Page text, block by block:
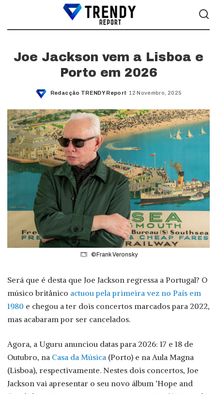
Joe Jackson vem a Lisboa e
Porto em 2026
Posted
Redacção TRENDY Report 12 Novembro, 2025
©Frank Veronsky
Será que é desta que Joe Jackson regressa a Portugal? O
músico britânico actuou pela primeira vez no País em
1980 e chegou a ter dois concertos marcados para 2022,
mas acabaram por ser cancelados.
Agora, a Uguru anunciou datas para 2026: 17 e 18 de
Outubro, na Casa da Música (Porto) e na Aula Magna
(Lisboa), respectivamente. Nestes dois concertos, Joe
Jackson vai apresentar o seu novo álbum ‘Hope and